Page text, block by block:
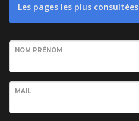
Les pages les plus consultées
NOM PRÉNOM
MAIL